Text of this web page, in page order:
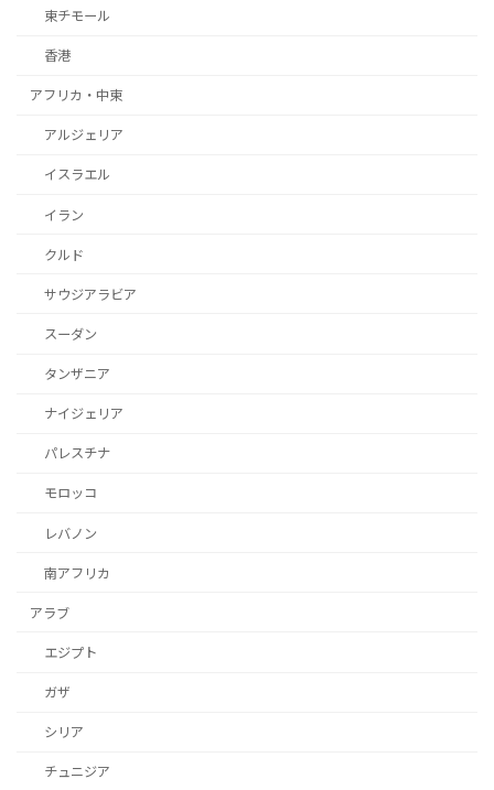
東チモール
香港
アフリカ・中東
アルジェリア
イスラエル
イラン
クルド
サウジアラビア
スーダン
タンザニア
ナイジェリア
パレスチナ
モロッコ
レバノン
南アフリカ
アラブ
エジプト
ガザ
シリア
チュニジア